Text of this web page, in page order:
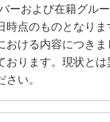
ーおよび在籍グル
時点のものとなりま
ける内容につきま
おります。現状とは
い。